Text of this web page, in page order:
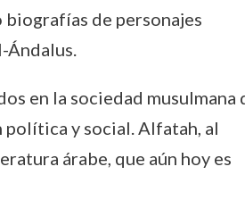
de personajes
Ándalus.
en la sociedad musulmana
política y social. Alfatah, al
árabe, que aún hoy es